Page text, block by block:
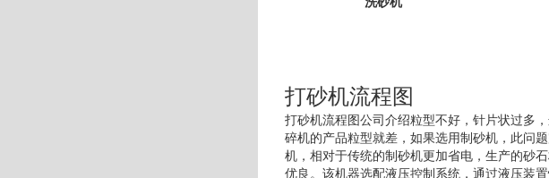
打砂机流程图
打砂机流程图公司介绍粒型不好，针片状过多
碎机的产品粒型就差，如果选用制砂机，此问
机，相对于传统的制砂机更加省电，生产的砂
优良。该机器选配液压控制系统，通过液压装